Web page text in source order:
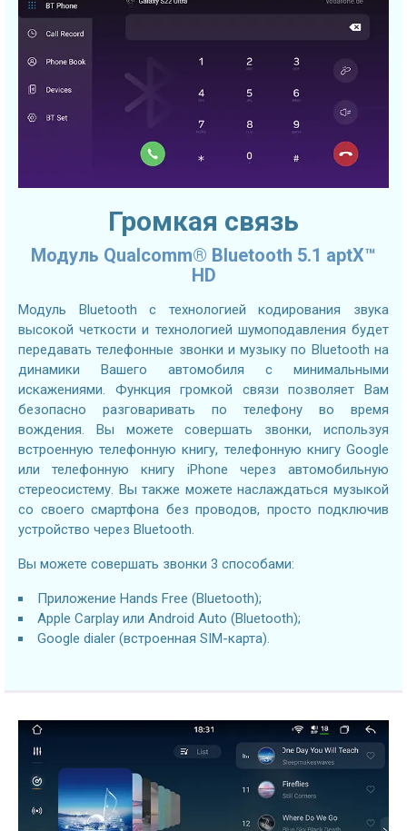
Громкая связь
Модуль Qualcomm® Bluetooth 5.1 aptX™
HD
Модуль Bluetooth с технологией кодирования звука
высокой четкости и технологией шумоподавления будет
передавать телефонные звонки и музыку по Bluetooth на
динамики Вашего автомобиля с минимальными
искажениями. Функция громкой связи позволяет Вам
безопасно разговаривать по телефону во время
вождения. Вы можете совершать звонки, используя
встроенную телефонную книгу, телефонную книгу Google
или телефонную книгу iPhone через автомобильную
стереосистему. Вы также можете наслаждаться музыкой
со своего смартфона без проводов, просто подключив
устройство через Bluetooth.
Вы можете совершать звонки 3 способами:
Приложение Hands Free (Bluetooth);
Apple Carplay или Android Auto (Bluetooth);
Google dialer (встроенная SIM-карта).